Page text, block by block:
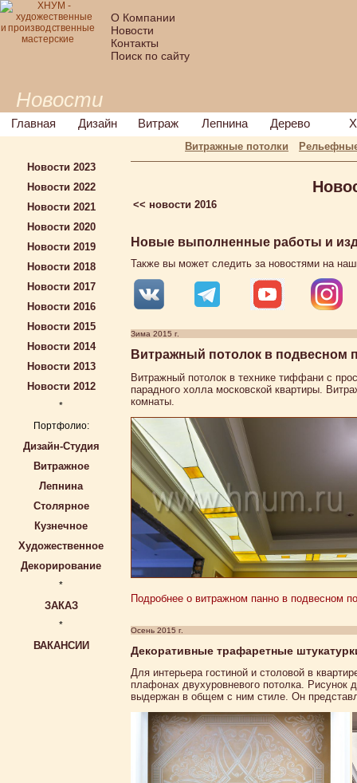
О Компании
Новости
Контакты
Поиск по сайту
Новости
Главная Дизайн Витраж Лепнина Дерево
Витражные потолки
Новости 2023
Новости 2022
Новости 2021
Новости 2020
Новости 2019
Новости 2018
Новости 2017
Новости 2016
Новости 2015
Новости 2014
Новости 2013
Новости 2012
*
Портфолио:
Дизайн-Студия
Витражное
Лепнина
Столярное
Кузнечное
Художественное
Декорирование
*
ЗАКАЗ
*
ВАКАНСИИ
<< новости 2016
Новые выполненные работы и
Также вы может следить за новостями на
Зима 2015 г.
Витражный потолок в подвесном
Витражный потолок в технике тиффани с
парадного холла московской квартиры.
комнаты.
Подробнее о витражном панно в подвесном
Осень 2015 г.
Декоративные трафаретные
Для интерьера гостиной и столовой в
плафонах двухуровневого потолка. Рисунок
выдержан в общем с ним стиле. Он